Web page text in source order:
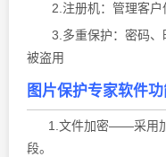
2.注册机：管理客户
3.多重保护：密码、
被盗用
图片保护专家软件
1.文件加密——采用加
段。